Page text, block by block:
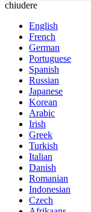
chiudere
English
French
German
Portuguese
Spanish
Russian
Japanese
Korean
Arabic
Irish
Greek
Turkish
Italian
Danish
Romanian
Indonesian
Czech